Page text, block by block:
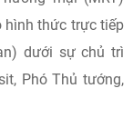
hình thức trực tiếp
dưới sự chủ trì
Phó Thủ tướng,